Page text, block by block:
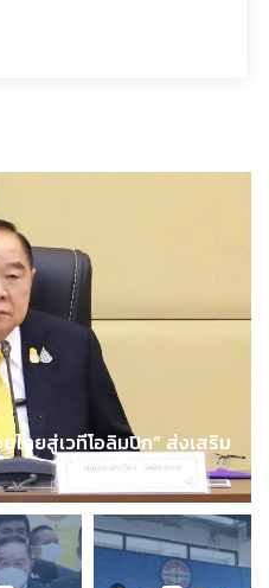
ทยสู่เวทีโอลิมปิก” ส่งเสริม